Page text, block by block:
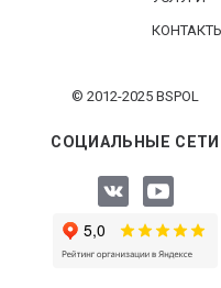
© 2012-2025 BSPOL
СОЦИАЛЬНЫЕ СЕТИ